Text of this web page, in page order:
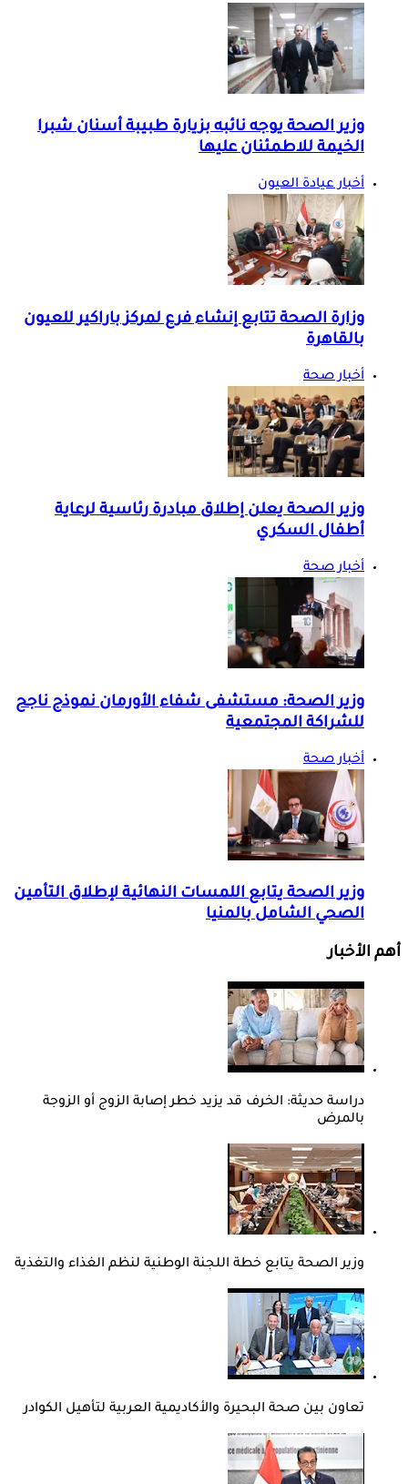
وزير الصحة يوجه نائبه بزيارة طبيبة أسنان شبرا
الخيمة للاطمئنان عليها
أخبار عيادة العيون
وزارة الصحة تتابع إنشاء فرع لمركز باراكير للعيون
بالقاهرة
أخبار صحة
وزير الصحة يعلن إطلاق مبادرة رئاسية لرعاية
أطفال السكري
أخبار صحة
وزير الصحة: مستشفى شفاء الأورمان نموذج ناجح
للشراكة المجتمعية
أخبار صحة
وزير الصحة يتابع اللمسات النهائية لإطلاق التأمين
الصحي الشامل بالمنيا
أهم الأخبار
دراسة حديثة: الخرف قد يزيد خطر إصابة الزوج أو الزوجة
بالمرض
وزير الصحة يتابع خطة اللجنة الوطنية لنظم الغذاء والتغذية
تعاون بين صحة البحيرة والأكاديمية العربية لتأهيل الكوادر